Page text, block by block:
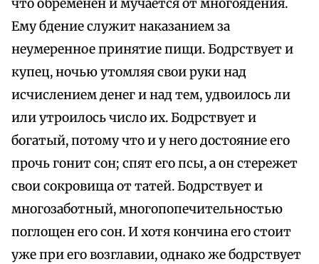
что обременен и мучается от многоядения.
Ему бдение служит наказанием за
неумеренное принятие пищи. Бодрствует и
купец, ночью утомляя свои руки над
исчислением денег и над тем, удвоилось ли
или утроилось число их. Бодрствует и
богатый, потому что и у него достояние его
прочь гонит сон; спят его псы, а он стережет
свои сокровища от татей. Бодрствует и
многозаботный, многопопечительностью
поглощен его сон. И хотя кончина его стоит
уже при его возглавии, однако же бодрствует